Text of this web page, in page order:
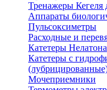
Тренажеры
Аппараты
Пульсоксиметры
Расходные и
Катетеры Нелатона
Катетеры с
Мочеприемники